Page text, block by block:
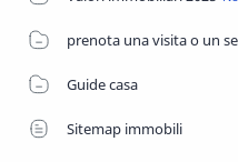
Guide casa
Sitemap immobili